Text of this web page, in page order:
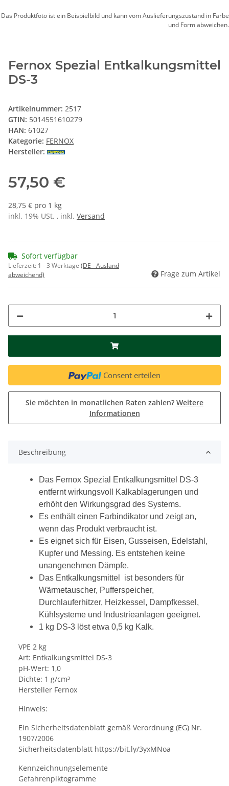
Das Produktfoto ist ein Beispielbild und kann vom Auslieferungszustand in Farbe
und Form abweichen.
Fernox Spezial Entkalkungsmittel
DS-3
Artikelnummer: 2517
GTIN: 5014551610279
HAN: 61027
Kategorie: FERNOX
Hersteller:
57,50 €
28,75 € pro 1 kg
inkl. 19% USt. , inkl. Versand
Sofort verfügbar
Lieferzeit: 1 - 3 Werktage (DE - Ausland
abweichend)
Frage zum Artikel
Consent erteilen
Sie möchten in monatlichen Raten zahlen? Weitere
Informationen
Beschreibung
Das Fernox Spezial Entkalkungsmittel DS-3
entfernt wirkungsvoll Kalkablagerungen und
erhöht den Wirkungsgrad des Systems.
Es enthält einen Farbindikator und zeigt an,
wenn das Produkt verbraucht ist.
Es eignet sich für Eisen, Gusseisen, Edelstahl,
Kupfer und Messing. Es entstehen keine
unangenehmen Dämpfe.
Das Entkalkungsmittel ist besonders für
Wärmetauscher, Pufferspeicher,
Durchlauferhitzer, Heizkessel, Dampfkessel,
Kühlsysteme und Industrieanlagen geeignet.
1 kg DS-3 löst etwa 0,5 kg Kalk.
VPE 2 kg
Art: Entkalkungsmittel DS-3
pH-Wert: 1,0
Dichte: 1 g/cm³
Hersteller Fernox
Hinweis:
Ein Sicherheitsdatenblatt gemäß Verordnung (EG) Nr.
1907/2006
Sicherheitsdatenblatt https://bit.ly/3yxMNoa
Kennzeichnungselemente
Gefahrenpiktogramme